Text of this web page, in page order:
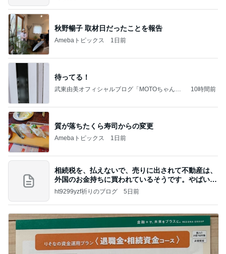
秋野暢子 取材日だったことを報告
Amebaトピックス 1日前
待ってる！
武東由美オフィシャルブログ「MOTOちゃんと
10時間前
質が落ちたくら寿司からの変更
Amebaトピックス 1日前
相続税を、払えないで、売りに出されて不動産は、
外国のお金持ちに買われているそうです。やばいで
すよ
ht9299yzf祈りのブログ 5日前